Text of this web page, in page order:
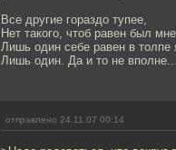
Все другие гораздо тупее,
Нет такого, чтоб равен был
Лишь один себе равен в толпе
Лишь один. Да и то не вполне...
отправлено 24.11.07 00:14